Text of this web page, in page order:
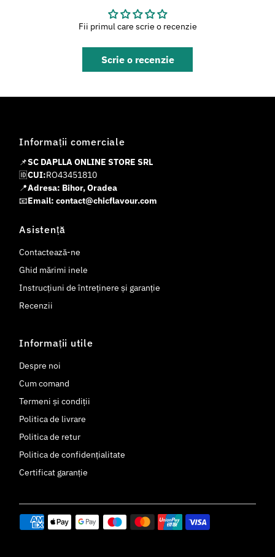
Fii primul care scrie o recenzie
Scrie o recenzie
Informații comerciale
📌SC DAPLLA ONLINE STORE SRL
🆔CUI:RO43451810
📍Adresa: Bihor, Oradea
📧Email: contact@chicflavour.com
Asistență
Contactează-ne
Ghid mărimi inele
Instrucțiuni de întreținere și garanție
Recenzii
Informații utile
Despre noi
Cum comand
Termeni și condiții
Politica de livrare
Politica de retur
Politica de confidențialitate
Certificat garanție